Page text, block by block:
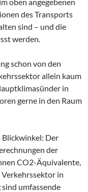
des Transports
sind – und die
werden.
schon von den
allein kaum
in
gerne in den Raum
Der
der
CO2-Äquivalente,
in
umfassende